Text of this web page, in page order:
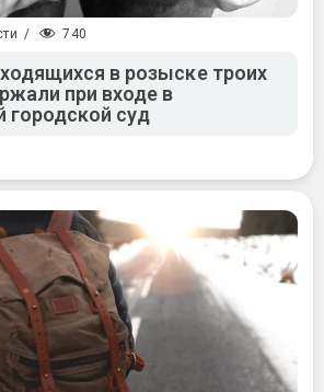
/ 740
в розыске троих
при входе в
городской суд